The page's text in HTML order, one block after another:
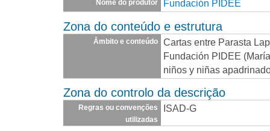
Nome do produtor Fundación PIDEE
Zona do conteúdo e estrutura
Âmbito e conteúdo
Cartas entre Parasta
Fundación PIDEE
niños y niñas
Zona do controlo da descrição
Regras ou convenções
utilizadas
ISAD-G